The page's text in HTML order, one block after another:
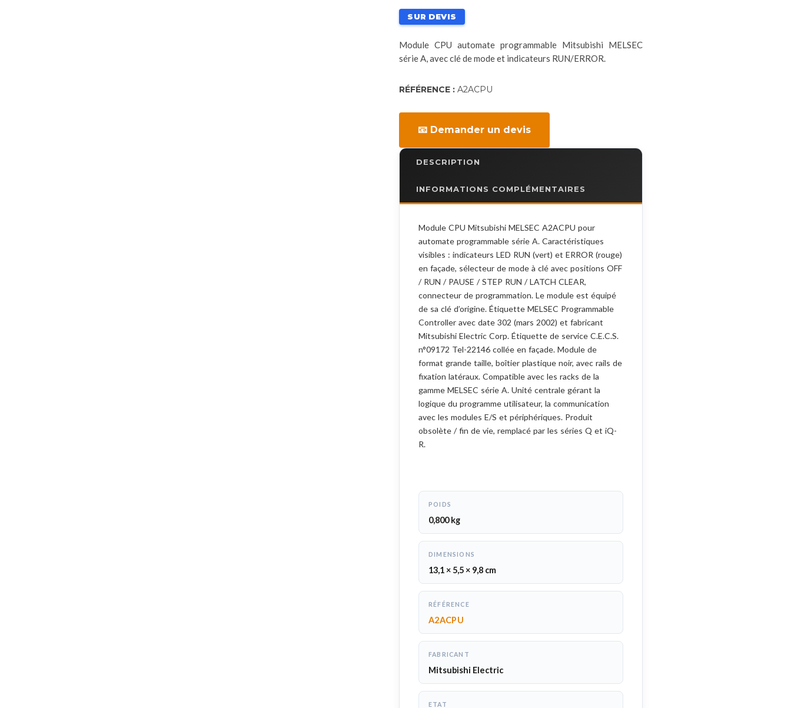
SUR DEVIS
Module CPU automate programmable Mitsubishi MELSEC
série A, avec clé de mode et indicateurs RUN/ERROR.
RÉFÉRENCE : A2ACPU
📧 Demander un devis
DESCRIPTION
INFORMATIONS COMPLÉMENTAIRES
Module CPU Mitsubishi MELSEC A2ACPU pour
automate programmable série A. Caractéristiques
visibles : indicateurs LED RUN (vert) et ERROR (rouge)
en façade, sélecteur de mode à clé avec positions OFF
/ RUN / PAUSE / STEP RUN / LATCH CLEAR,
connecteur de programmation. Le module est équipé
de sa clé d’origine. Étiquette MELSEC Programmable
Controller avec date 302 (mars 2002) et fabricant
Mitsubishi Electric Corp. Étiquette de service C.E.C.S.
n°09172 Tel-22146 collée en façade. Module de
format grande taille, boîtier plastique noir, avec rails de
fixation latéraux. Compatible avec les racks de la
gamme MELSEC série A. Unité centrale gérant la
logique du programme utilisateur, la communication
avec les modules E/S et périphériques. Produit
obsolète / fin de vie, remplacé par les séries Q et iQ-
R.
POIDS
0,800 kg
DIMENSIONS
13,1 × 5,5 × 9,8 cm
RÉFÉRENCE
A2ACPU
FABRICANT
Mitsubishi Electric
ETAT